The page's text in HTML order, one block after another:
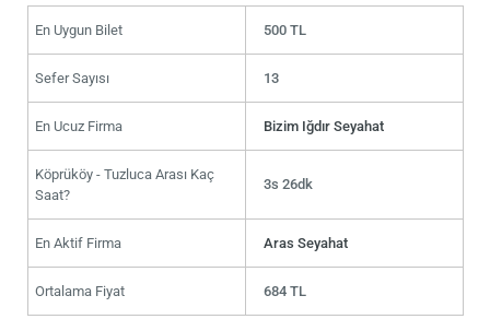
En Uygun Bilet 500 TL
Sefer Sayısı 13
En Ucuz Firma Bizim Iğdır Seyahat
Köprüköy - Tuzluca Arası Kaç
Saat?
3s 26dk
En Aktif Firma Aras Seyahat
Ortalama Fiyat 684 TL